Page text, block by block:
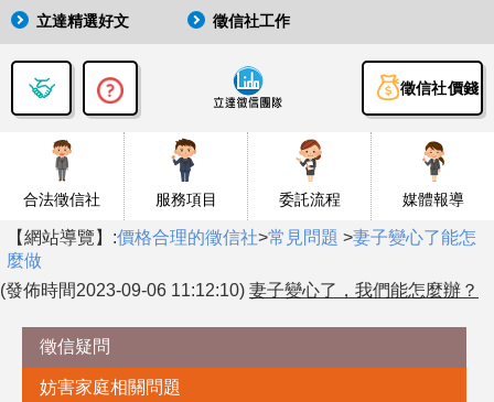
合法徵信社 服務項目 委託流程 媒體報導
徵信社價錢
立達精選好文 徵信社工作
【網站導覽】:價格合理的徵信社>常見問題 >妻子變心了能怎
麼做
(發佈時間2023-09-06 11:12:10) 妻子變心了，我們能怎麼辦？
徵信疑問
妨害家庭相關問題